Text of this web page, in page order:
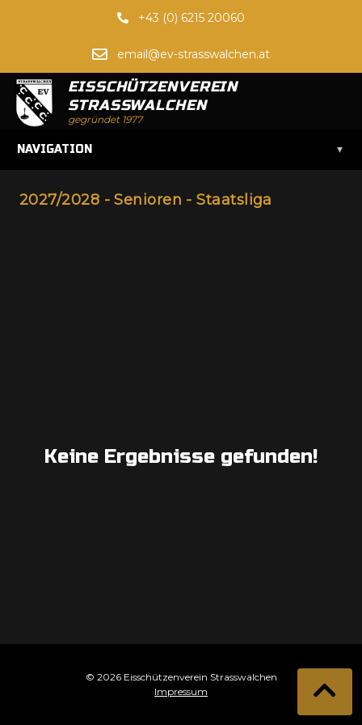
+43 (0) 6215 20060
email@ev-strasswalchen.at
EISSCHÜTZENVEREIN
STRASSWALCHEN
gegründet 1977
NAVIGATION ▾
2027/2028 - Senioren - Staatsliga
Keine Ergebnisse gefunden!
© 2026 Eisschützenverein Strasswalchen
Impressum